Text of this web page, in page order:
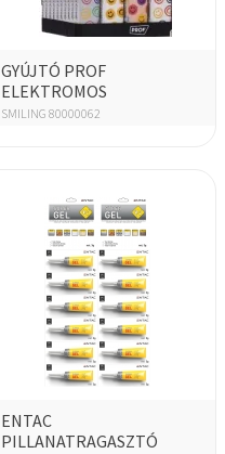
GYÚJTÓ PROF
ELEKTROMOS
SMILING 80000062
ENTAC
PILLANATRAGASZTÓ